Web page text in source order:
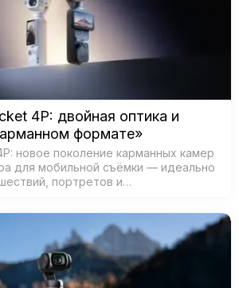
4P: двойная оптика и
формате»
новое поколение карманных камер
для мобильной съёмки — идеально
портретов и
двойная система камер: ш…